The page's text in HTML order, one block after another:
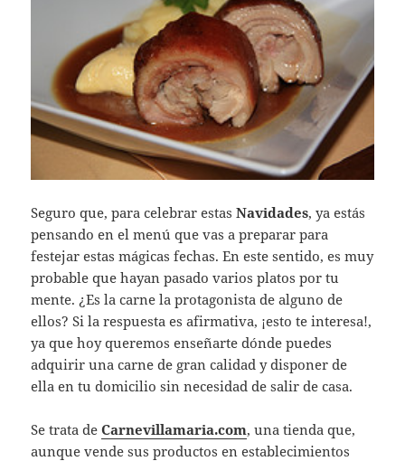
Seguro que, para celebrar estasNavidades, ya estás
pensando en el menú que vas a preparar para
festejar estas mágicas fechas. En este sentido, es muy
probable que hayan pasado varios platos por tu
mente. ¿Es la carne la protagonista de alguno de
ellos? Si la respuesta es afirmativa, ¡esto te interesa!,
ya que hoy queremos enseñarte dónde puedes
adquirir una carne de gran calidad y disponer de
ella en tu domicilio sin necesidad de salir de casa.
Se trata deCarnevillamaria.com, una tienda que,
aunque vende sus productos en establecimientos